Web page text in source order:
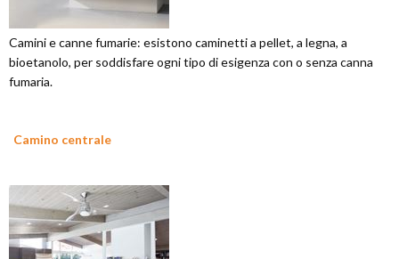
Camini e canne fumarie: esistono caminetti a pellet, a legna, a
bioetanolo, per soddisfare ogni tipo di esigenza con o senza canna
fumaria.
Camino centrale